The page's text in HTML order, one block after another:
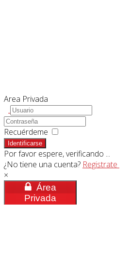
Area Privada
Recuérdeme
Identificarse
Por favor espere, verificando ...
¿No tiene una cuenta? Registrate
×
Área
Privada